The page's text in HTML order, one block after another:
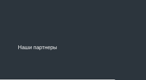
Наши партнеры